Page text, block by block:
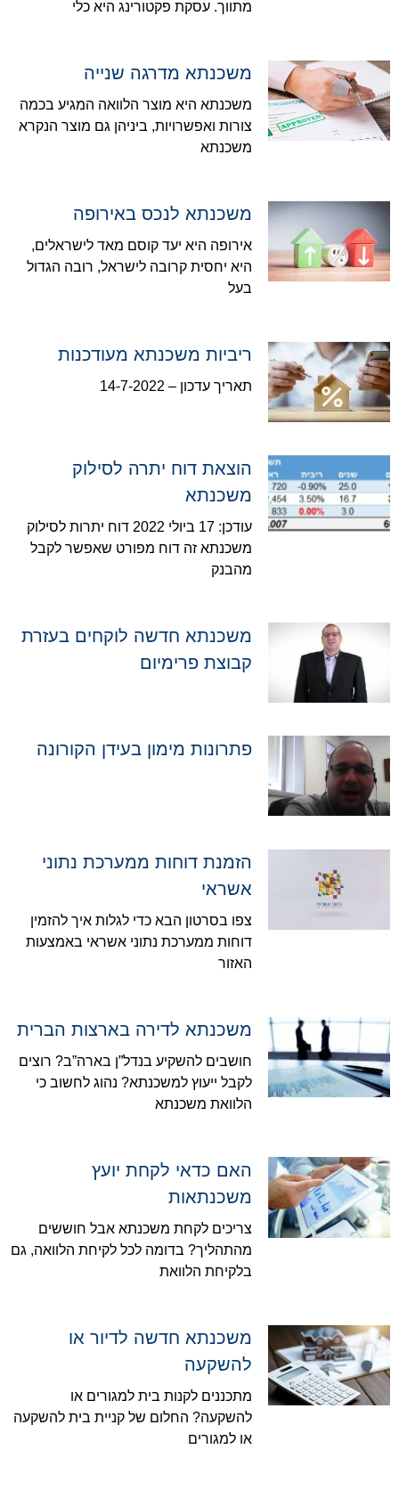
מתווך. עסקת פקטורינג היא כלי
משכנתא מדרגה שנייה
משכנתא היא מוצר הלוואה המגיע בכמה
צורות ואפשרויות, ביניהן גם מוצר הנקרא
משכנתא
משכנתא לנכס באירופה
אירופה היא יעד קוסם מאד לישראלים,
היא יחסית קרובה לישראל, רובה הגדול
בעל
ריביות משכנתא מעודכנות
תאריך עדכון – 14-7-2022
הוצאת דוח יתרה לסילוק
משכנתא
עודכן: 17 ביולי 2022 דוח יתרות לסילוק
משכנתא זה דוח מפורט שאפשר לקבל
מהבנק
משכנתא חדשה לוקחים בעזרת
קבוצת פרימיום
פתרונות מימון בעידן הקורונה
הזמנת דוחות ממערכת נתוני
אשראי
צפו בסרטון הבא כדי לגלות איך להזמין
דוחות ממערכת נתוני אשראי באמצעות
האזור
משכנתא לדירה בארצות הברית
חושבים להשקיע בנדל”ן בארה”ב? רוצים
לקבל ייעוץ למשכנתא? נהוג לחשוב כי
הלוואת משכנתא
האם כדאי לקחת יועץ
משכנתאות
צריכים לקחת משכנתא אבל חוששים
מהתהליך? בדומה לכל לקיחת הלוואה, גם
בלקיחת הלוואת
משכנתא חדשה לדיור או
להשקעה
מתכננים לקנות בית למגורים או
להשקעה? החלום של קניית בית להשקעה
או למגורים